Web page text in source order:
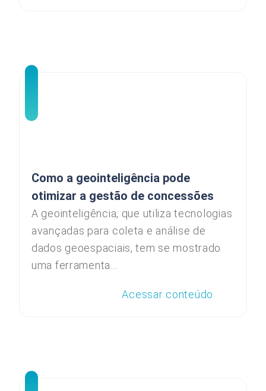
Como a geointeligência pode
otimizar a gestão de concessões
A geointeligência, que utiliza tecnologias
avançadas para coleta e análise de
dados geoespaciais, tem se mostrado
uma ferramenta...
Acessar conteúdo